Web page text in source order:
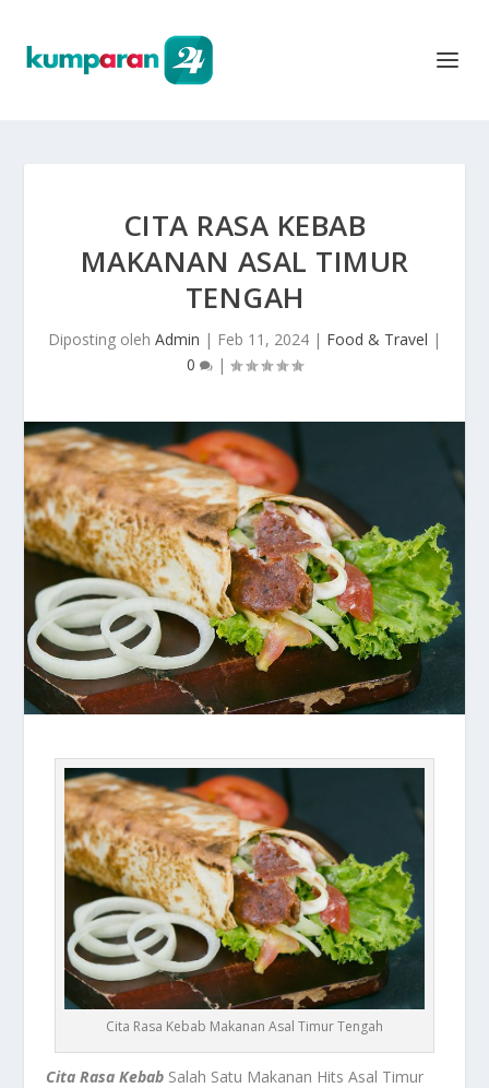
CITA RASA KEBAB
MAKANAN ASAL TIMUR
TENGAH
Diposting oleh Admin | Feb 11, 2024 | Food & Travel |
0
|
Cita Rasa Kebab Makanan Asal Timur Tengah
Cita Rasa Kebab Salah Satu Makanan Hits Asal Timur